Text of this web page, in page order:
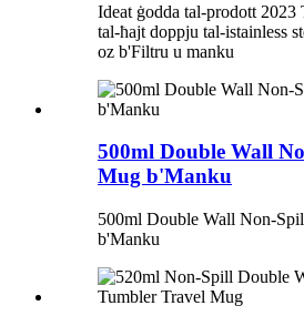
Ideat ġodda tal-prodott
tal-ħajt doppju tal-istainless
oz b'Filtru u manku
500ml Double Wall
Mug b'Manku
500ml Double Wall Non-
b'Manku